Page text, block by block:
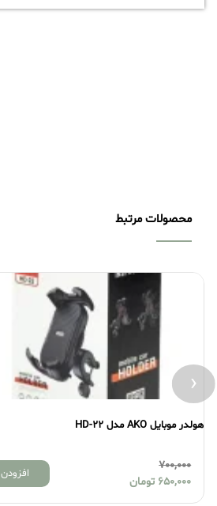
محصولات مرتبط
هولدر موبایل AKO مدل HD-22
700,000
650,000 تومان
افزودن
‹